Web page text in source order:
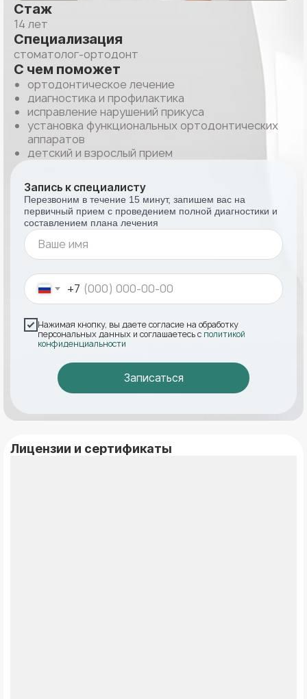
Стаж
14 лет
Специализация
стоматолог-ортодонт
С чем поможет
ортодонтическое лечение
диагностика и профилактика
исправление нарушений прикуса
установка функциональных ортодонтических
аппаратов
детский и взрослый прием
Запись к специалисту
Перезвоним в течение 15 минут, запишем вас на
первичный прием с проведением полной диагностики и
составлением плана лечения
+7
Нажимая кнопку, вы даете согласие на обработку
персональных данных и соглашаетесь с политикой
конфиденциальности
Записаться
Лицензии и сертификаты